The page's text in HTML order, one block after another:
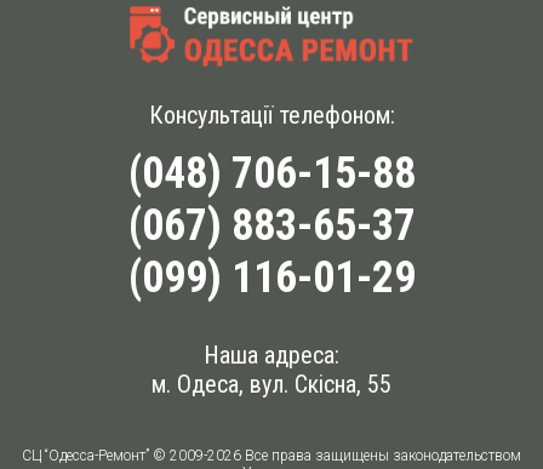
Консультації телефоном:
(048) 706-15-88
(067) 883-65-37
(099) 116-01-29
Наша адреса:
м. Одеса, вул. Скісна, 55
СЦ “Одесса-Ремонт” © 2009-2026 Все права защищены законодательством